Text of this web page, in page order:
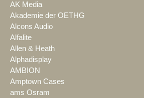
AK Media
Akademie der OETHG
Alcons Audio
Alfalite
Allen & Heath
Alphadisplay
AMBION
Amptown Cases
ams Osram